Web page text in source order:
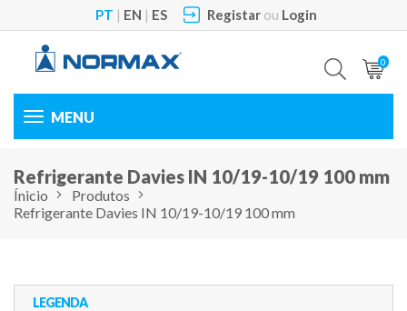
PT | EN | ES Registarou Login
0
Toggle
Refrigerante Davies IN 10/19-10/19 100 mm
Ínicio
Produtos
Refrigerante Davies IN 10/19-10/19 100 mm
LEGENDA